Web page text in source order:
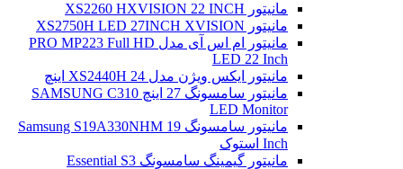
مانیتور XS2260 HXVISION 22 INCH
مانیتور XS2750H LED 27INCH XVISION
مانیتور ام اس آی مدل PRO MP223 Full HD
LED 22 Inch
مانیتور ایکس ویژن مدل XS2440H 24 اینچ
مانیتور سامسونگ 27 اینچ SAMSUNG C310
LED Monitor
مانیتور سامسونگ Samsung S19A330NHM 19
Inch استوک
مانیتور گیمینگ سامسونگ Essential S3